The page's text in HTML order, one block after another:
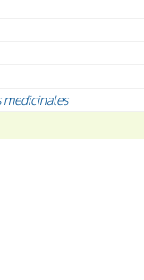
medicinales